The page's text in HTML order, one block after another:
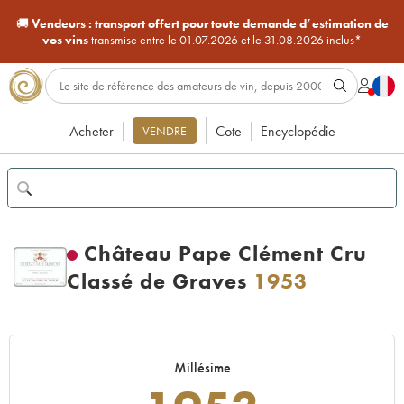
🚚Vendeurs : transport offert pour toute demande d’estimation de
vos vinstransmise entre le 01.07.2026 et le 31.08.2026 inclus*
Acheter VENDRE Cote Encyclopédie
Château Pape Clément Cru
Classé de Graves 1953
Millésime